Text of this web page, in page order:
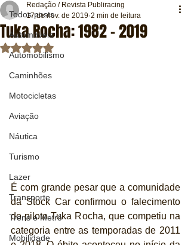
Todos posts
Automóveis
Automobilismo
Caminhões
Motocicletas
Aviação
Náutica
Turismo
Lazer
Transporte
Trens e Metrô
Mobilidade
Tuka Rocha: 1982 - 2019
Redação / Revista Publiracing
17 de nov. de 2019 2 min de leitura
Avaliado com NaN de 5 estrelas.
É com grande pesar que a comunidade
da Stock Car confirmou o falecimento
do piloto Tuka Rocha, que competiu na
categoria entre as temporadas de 2011